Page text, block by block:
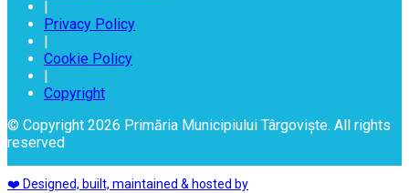
Privacy Policy
Cookie Policy
Copyright
© Copyright 2026 Primăria Municipiului Târgoviște. All rights
reserved
❤️ Designed, built, maintained & hosted by